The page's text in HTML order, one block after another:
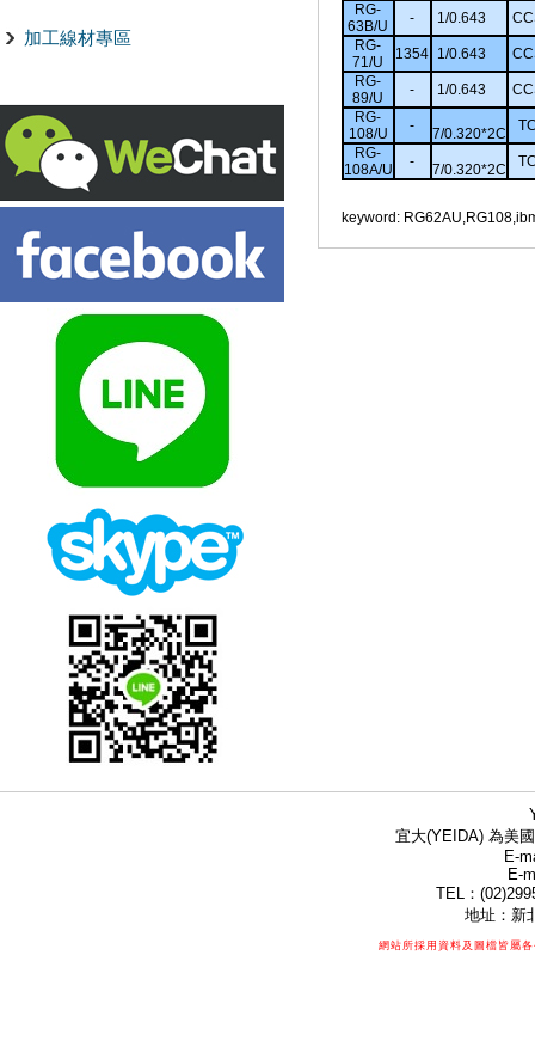
加工線材專區
RG-
63B/U
- 1/0.643
RG-
71/U
1354 1/0.643
RG-
89/U
- 1/0.643
RG-
108/U
- 7/0.320*2C
RG-
108A/U
- 7/0.320*2C
keyword:
宜大(YEIDA) 為美
E-
E-
TEL：
地址：新
網站所採用資料及圖檔皆屬